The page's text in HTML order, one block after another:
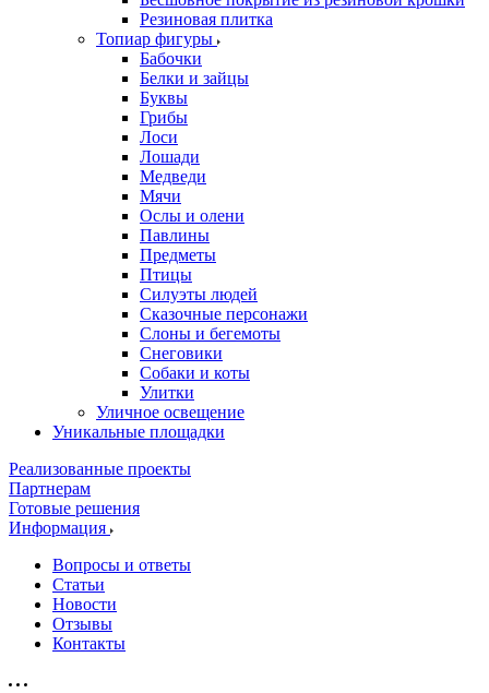
Резиновая плитка
Топиар фигуры
Бабочки
Белки и зайцы
Буквы
Грибы
Лоси
Лошади
Медведи
Мячи
Ослы и олени
Павлины
Предметы
Птицы
Силуэты людей
Сказочные персонажи
Слоны и бегемоты
Снеговики
Собаки и коты
Улитки
Уличное освещение
Уникальные площадки
Реализованные проекты
Партнерам
Готовые решения
Информация
Вопросы и ответы
Статьи
Новости
Отзывы
Контакты